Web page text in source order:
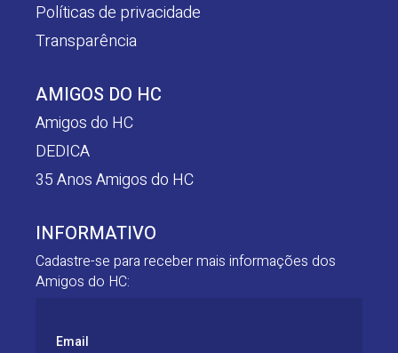
Políticas de privacidade
Transparência
AMIGOS DO HC
Amigos do HC
DEDICA
35 Anos Amigos do HC
INFORMATIVO
Cadastre-se para receber mais informações dos
Amigos do HC:
Email